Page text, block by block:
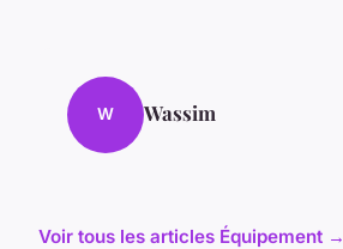
W Wassim
Voir tous les articles Équipement →